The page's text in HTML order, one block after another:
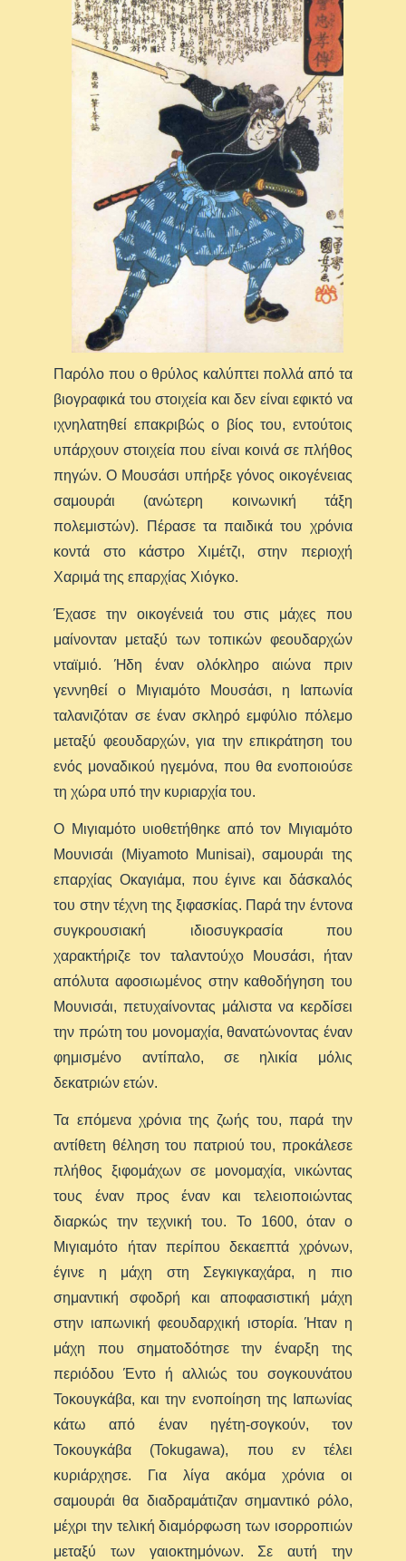
Παρόλο που ο θρύλος καλύπτει πολλά από τα
βιογραφικά του στοιχεία και δεν είναι εφικτό να
ιχνηλατηθεί επακριβώς ο βίος του, εντούτοις
υπάρχουν στοιχεία που είναι κοινά σε πλήθος
πηγών. Ο Μουσάσι υπήρξε γόνος οικογένειας
σαμουράι (ανώτερη κοινωνική τάξη
πολεμιστών). Πέρασε τα παιδικά του χρόνια
κοντά στο κάστρο Χιμέτζι, στην περιοχή
Χαριμά της επαρχίας Χιόγκο.
Έχασε την οικογένειά του στις μάχες που
μαίνονταν μεταξύ των τοπικών φεουδαρχών
νταϊμιό. Ήδη έναν ολόκληρο αιώνα πριν
γεννηθεί ο Μιγιαμότο Μουσάσι, η Ιαπωνία
ταλανιζόταν σε έναν σκληρό εμφύλιο πόλεμο
μεταξύ φεουδαρχών, για την επικράτηση του
ενός μοναδικού ηγεμόνα, που θα ενοποιούσε
τη χώρα υπό την κυριαρχία του.
Ο Μιγιαμότο υιοθετήθηκε από τον Μιγιαμότο
Μουνισάι (Miyamoto Munisai), σαμουράι της
επαρχίας Οκαγιάμα, που έγινε και δάσκαλός
του στην τέχνη της ξιφασκίας. Παρά την έντονα
συγκρουσιακή ιδιοσυγκρασία που
χαρακτήριζε τον ταλαντούχο Μουσάσι, ήταν
απόλυτα αφοσιωμένος στην καθοδήγηση του
Μουνισάι, πετυχαίνοντας μάλιστα να κερδίσει
την πρώτη του μονομαχία, θανατώνοντας έναν
φημισμένο αντίπαλο, σε ηλικία μόλις
δεκατριών ετών.
Τα επόμενα χρόνια της ζωής του, παρά την
αντίθετη θέληση του πατριού του, προκάλεσε
πλήθος ξιφομάχων σε μονομαχία, νικώντας
τους έναν προς έναν και τελειοποιώντας
διαρκώς την τεχνική του. Το 1600, όταν ο
Μιγιαμότο ήταν περίπου δεκαεπτά χρόνων,
έγινε η μάχη στη Σεγκιγκαχάρα, η πιο
σημαντική σφοδρή και αποφασιστική μάχη
στην ιαπωνική φεουδαρχική ιστορία. Ήταν η
μάχη που σηματοδότησε την έναρξη της
περιόδου Έντο ή αλλιώς του σογκουνάτου
Τοκουγκάβα, και την ενοποίηση της Ιαπωνίας
κάτω από έναν ηγέτη-σογκούν, τον
Τοκουγκάβα (Tokugawa), που εν τέλει
κυριάρχησε. Για λίγα ακόμα χρόνια οι
σαμουράι θα διαδραμάτιζαν σημαντικό ρόλο,
μέχρι την τελική διαμόρφωση των ισορροπιών
μεταξύ των γαιοκτημόνων. Σε αυτή την